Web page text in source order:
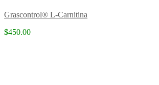
Grascontrol® L-Carnitina
$450.00